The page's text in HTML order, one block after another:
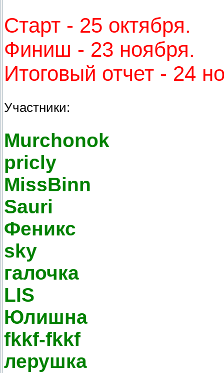
Старт - 25 октября.
Финиш - 23 ноября.
Итоговый отчет - 24
Участники:
Murchonok
pricly
MissBinn
Sauri
Феникс
sky
галочка
LIS
Юлишна
fkkf-fkkf
лерушка